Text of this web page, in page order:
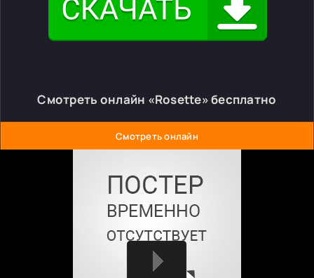
Смотреть онлайн «Rosette» бесплатно
Смотреть онлайн